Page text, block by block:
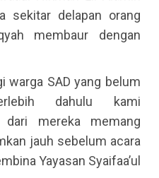
sekitar delapan orang
membaur dengan
warga SAD yang belum
dahulu kami
dari mereka memang
jauh sebelum acara
Yayasan Syaifaa’ul